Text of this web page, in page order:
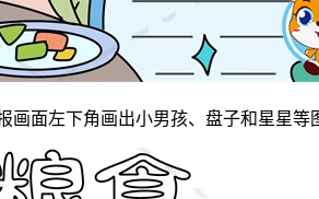
面左下角画出小男孩、盘子和星星等